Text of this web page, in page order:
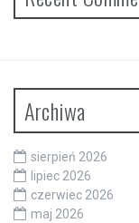
Archiwa
sierpień 2026
lipiec 2026
czerwiec 2026
maj 2026